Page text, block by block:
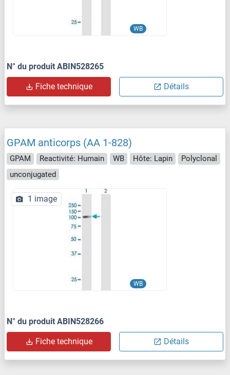
WB
N° du produit ABIN528265
Fiche technique Détails
GPAM anticorps (AA 1-828)
GPAM Reactivité: Humain WB Hôte: Lapin
Polyclonal
unconjugated
WB
1 image
N° du produit ABIN528266
Fiche technique Détails